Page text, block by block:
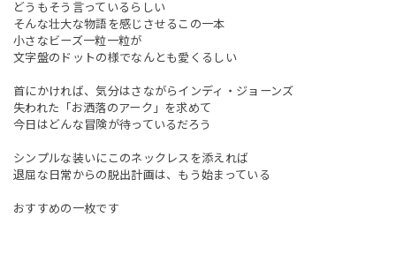
どうもそう言っているらしい
そんな壮大な物語を感じさせるこの一本
小さなビーズ一粒一粒が
文字盤のドットの様でなんとも愛くるしい
首にかければ、気分はさながらインディ・ジョーンズ
失われた「お洒落のアーク」を求めて
今日はどんな冒険が待っているだろう
シンプルな装いにこのネックレスを添えれば
退屈な日常からの脱出計画は、もう始まっている
おすすめの一枚です